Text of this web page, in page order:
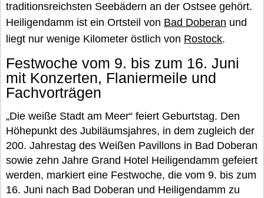
traditionsreichsten Seebädern an der Ostsee gehört.
Heiligendamm ist ein Ortsteil von Bad Doberan und
liegt nur wenige Kilometer östlich von Rostock.
Festwoche vom 9. bis zum 16. Juni
mit Konzerten, Flaniermeile und
Fachvorträgen
„Die weiße Stadt am Meer“ feiert Geburtstag. Den
Höhepunkt des Jubiläumsjahres, in dem zugleich der
200. Jahrestag des Weißen Pavillons in Bad Doberan
sowie zehn Jahre Grand Hotel Heiligendamm gefeiert
werden, markiert eine Festwoche, die vom 9. bis zum
16. Juni nach Bad Doberan und Heiligendamm zu